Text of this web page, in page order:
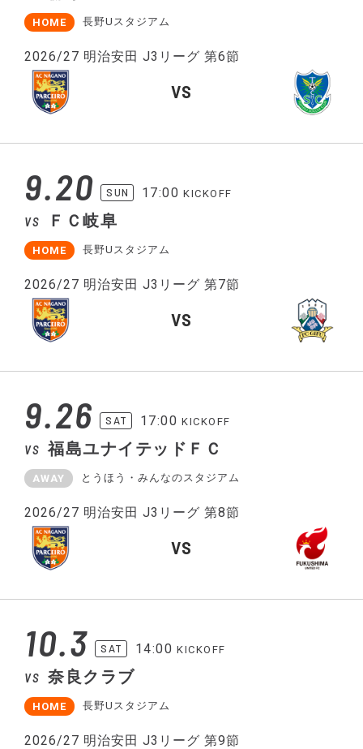
HOME 長野Uスタジアム
2026/27 明治安田 J3リーグ 第6節
VS
9.20 SUN 17:00 KICKOFF
VS ＦＣ岐阜
HOME 長野Uスタジアム
2026/27 明治安田 J3リーグ 第7節
VS
9.26 SAT 17:00 KICKOFF
VS 福島ユナイテッドＦＣ
AWAY とうほう・みんなのスタジアム
2026/27 明治安田 J3リーグ 第8節
VS
10.3 SAT 14:00 KICKOFF
VS 奈良クラブ
HOME 長野Uスタジアム
2026/27 明治安田 J3リーグ 第9節